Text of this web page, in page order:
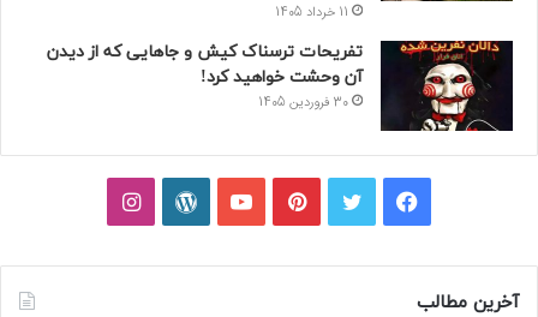
11 خرداد 1405
تفریحات ترسناک کیش و جاهایی که از دیدن
آن وحشت خواهید کرد!
30 فروردین 1405
فیسبوکتوییترپینتریستیوتیوبوردپرساینستاگرام
آخرین مطالب